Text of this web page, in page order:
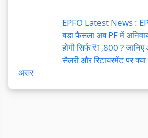
EPFO Latest News :
बड़ा फैसला अब PF में
होगी सिर्फ ₹1,800 ?
सैलरी और रिटायरमेंट पर क्या
असर